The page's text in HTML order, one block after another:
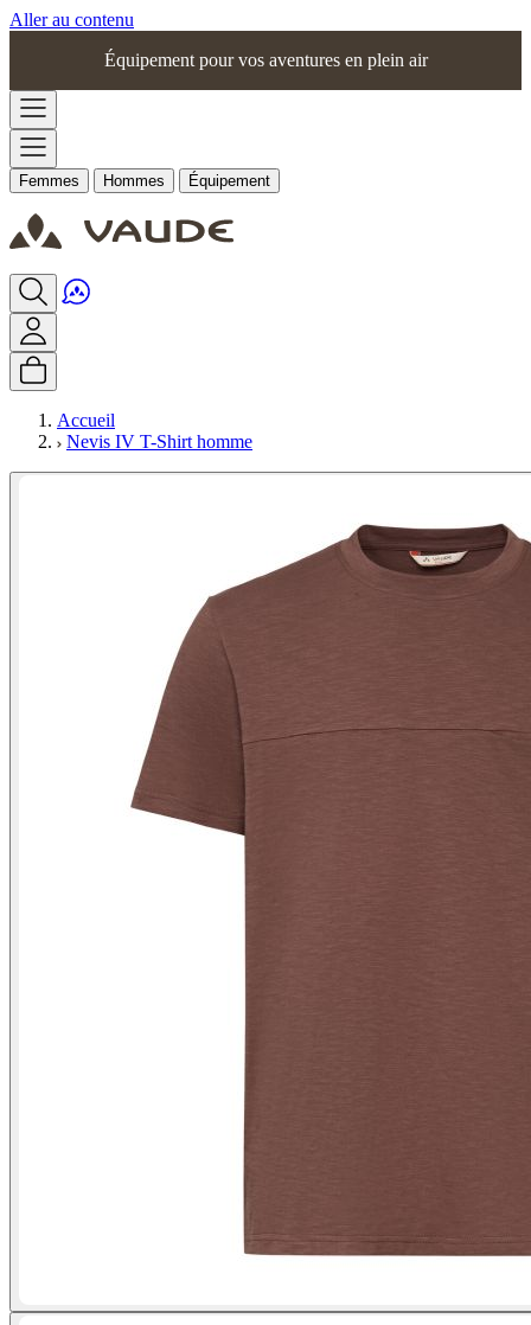
Aller au contenu
Équipement pour vos aventures en plein air
Femmes Hommes Équipement
Accueil
Nevis IV T-Shirt homme